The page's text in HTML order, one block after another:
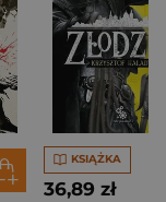
KSIĄŻKA
36,89 zł